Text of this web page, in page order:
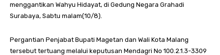
menggantikan Wahyu Hidayat, di Gedung Negara Grahadi
Surabaya, Sabtu malam(10/8).
Pergantian Penjabat Bupati Magetan dan Wali Kota Malang
tersebut tertuang melalui keputusan Mendagri No 100.2.1.3-3309